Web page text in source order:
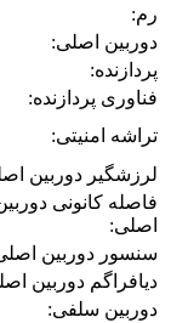
رم:
دوربین اصلی:
پردازنده:
فناوری پردازنده:
تراشه امنیتی:
لرزشگیر دوربین
فاصله کانونی
اصلی:
سنسور دوربین
دیافراگم دوربین
دوربین سلفی: